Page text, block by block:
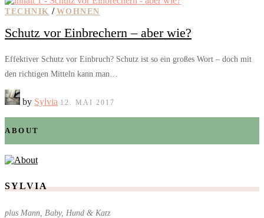
TECHNIK / WOHNEN
Schutz vor Einbrechern – aber wie?
Effektiver Schutz vor Einbruch? Schutz ist so ein großes Wort – doch mit
den richtigen Mitteln kann man…
by Sylvia 12. MAI 2017
ABOUT
SYLVIA
plus Mann, Baby, Hund & Katz